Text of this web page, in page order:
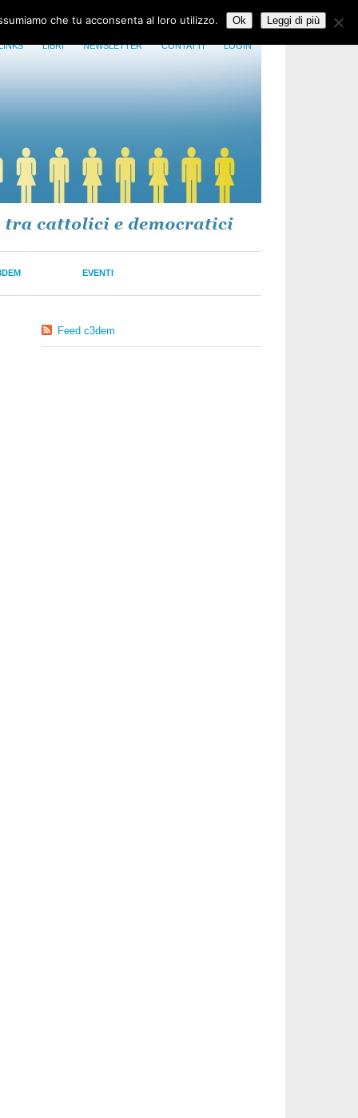
LIBRI NEWSLETTER CONTATTI LOGIN
EVENTI
Feed c3dem
che tu acconsenta al loro utilizzo. Ok Leggi di più